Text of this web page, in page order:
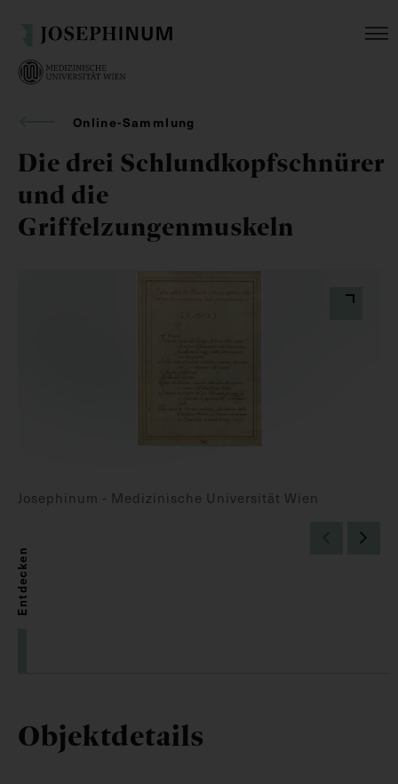
Online-Sammlung
Die drei Schlundkopfschnürer
und die
Griffelzungenmuskeln
Josephinum - Medizinische Universität Wien
Entdecken
Objektdetails